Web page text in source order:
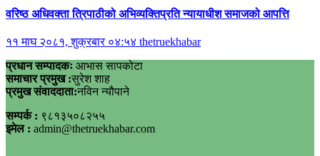
वरिष्ठ अधिवक्ता त्रिपाठीको अभिव्यक्तिप्रति न्यायाधीश समाजको आपत्ति
११ माघ २०८१, शुक्रबार ०४:५४ thetruekhabar
प्रधान सम्पादकः आभास सापकोटा
समाचार प्रमुख :सुरेश शाह
प्रमुख संवाददाता:नविन न्यौपाने
सम्पर्क : ९८१३५०८२५५
इमेल : admin@thetruekhabar.com